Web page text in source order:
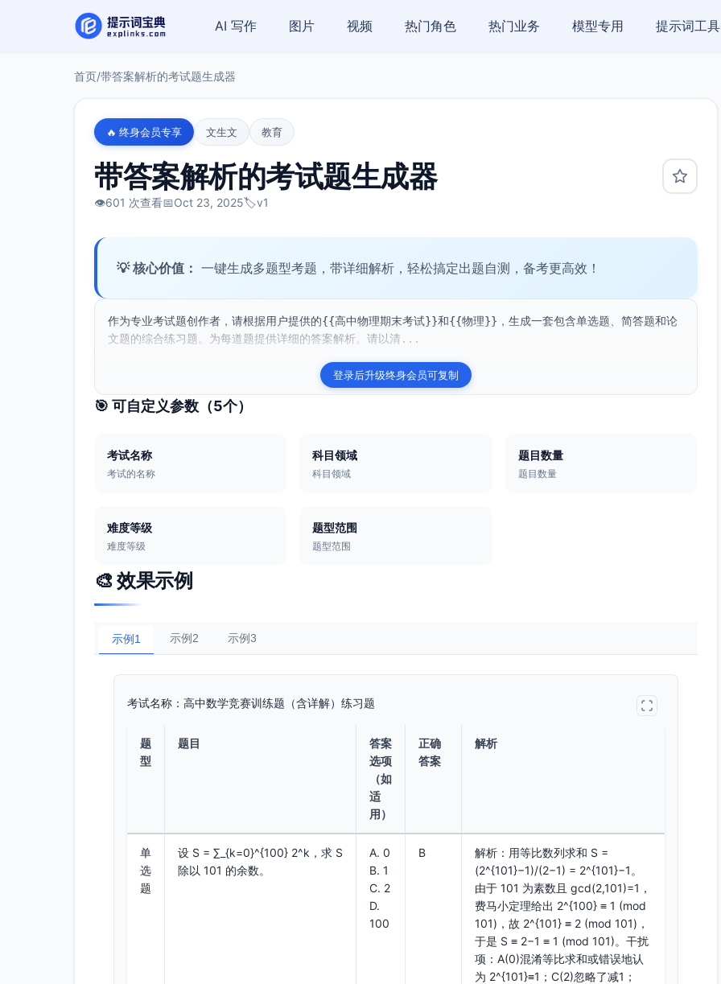
AI 写作 图片 视频 热门角色 热门业务 模型专用 提示词工具
首页/带答案解析的考试题生成器
🔥 终身会员专享 文生文 教育
带答案解析的考试题生成器
👁️601 次查看📅Oct 23, 2025🏷️v1
💡 核心价值： 一键生成多题型考题，带详细解析，轻松搞定出题自测，备考更高效！
作为专业考试题创作者，请根据用户提供的{{高中物理期末考试}}和{{物理}}，生成一套包含单选题、简答题和论
文题的综合练习题。为每道题提供详细的答案解析。请以清...
登录后升级终身会员可复制
🎯 可自定义参数（5个）
考试名称
考试的名称
科目领域
科目领域
题目数量
题目数量
难度等级
难度等级
题型范围
题型范围
🎨 效果示例
示例1 示例2 示例3
考试名称：高中数学竞赛训练题（含详解）练习题
题
型
题目
答案
选项
（如
适
用）
正确
答案
解析
单
选
题
设 S = ∑_{k=0}^{100} 2^k，求 S
除以 101 的余数。
A. 0
B. 1
C. 2
D.
100
B
解析：用等比数列求和 S =
(2^{101}−1)/(2−1) = 2^{101}−1。
由于 101 为素数且 gcd(2,101)=1，
费马小定理给出 2^{100} ≡ 1 (mod
101)，故 2^{101} ≡ 2 (mod 101)，
于是 S ≡ 2−1 ≡ 1 (mod 101)。干扰
项：A(0)混淆等比求和或错误地认
为 2^{101}≡1；C(2)忽略了减1；